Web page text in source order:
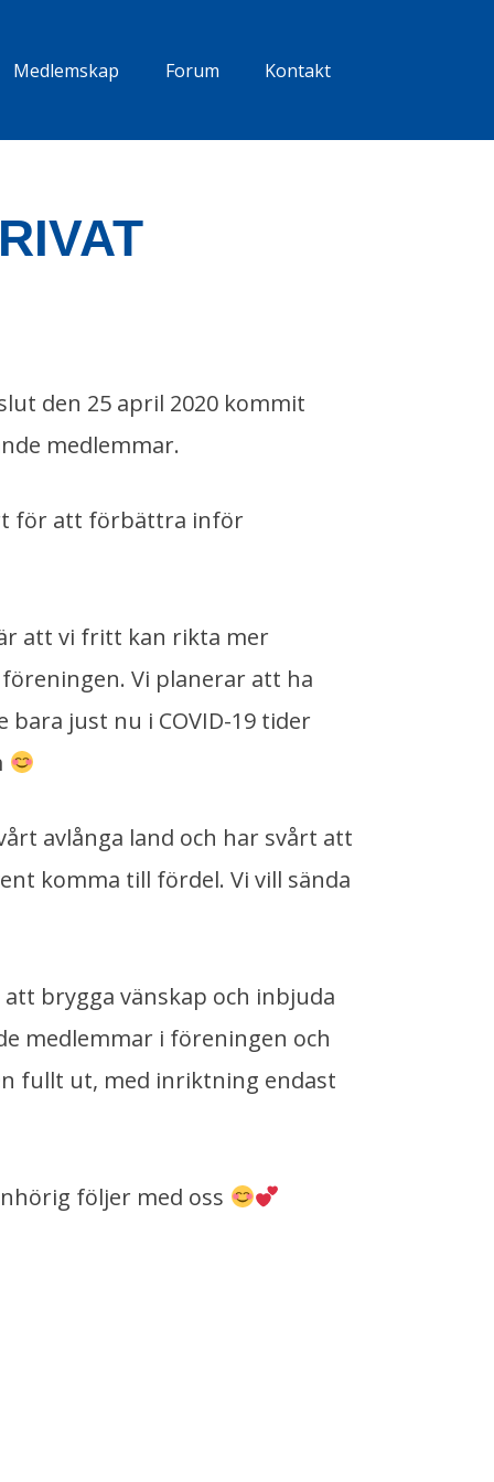
Medlemskap Forum Kontakt
den 25 april 2020 kommit
medlemmar.
för att förbättra inför
att vi fritt kan rikta mer
Vi planerar att ha
just nu i COVID-19 tider
avlånga land och har svårt att
komma till fördel. Vi vill sända
brygga vänskap och inbjuda
medlemmar i föreningen och
fullt ut, med inriktning endast
följer med oss